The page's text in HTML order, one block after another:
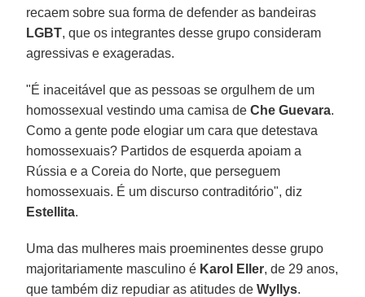
recaem sobre sua forma de defender as bandeiras
LGBT, que os integrantes desse grupo consideram
agressivas e exageradas.
"É inaceitável que as pessoas se orgulhem de um
homossexual vestindo uma camisa deChe Guevara.
Como a gente pode elogiar um cara que detestava
homossexuais? Partidos de esquerda apoiam a
Rússia e a Coreia do Norte, que perseguem
homossexuais. É um discurso contraditório", diz
Estellita.
Uma das mulheres mais proeminentes desse grupo
majoritariamente masculino é Karol Eller, de 29 anos,
que também diz repudiar as atitudes deWyllys.